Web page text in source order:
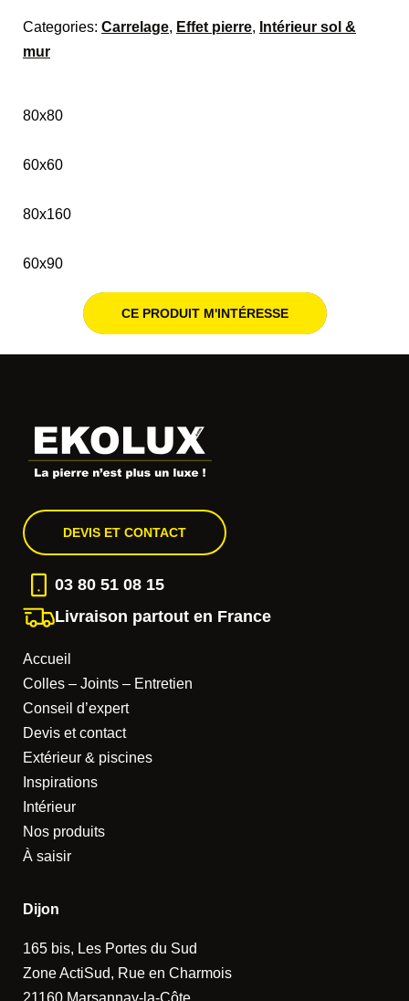
Categories: Carrelage, Effet pierre, Intérieur sol &
mur
80x80
60x60
80x160
60x90
CE PRODUIT M'INTÉRESSE
DEVIS ET CONTACT
03 80 51 08 15
Livraison partout en France
Accueil
Colles – Joints – Entretien
Conseil d’expert
Devis et contact
Extérieur & piscines
Inspirations
Intérieur
Nos produits
À saisir
Dijon
165 bis, Les Portes du Sud
Zone ActiSud, Rue en Charmois
21160 Marsannay-la-Côte